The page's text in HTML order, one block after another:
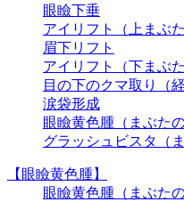
眼瞼下垂
アイリフト（上まぶ
眉下リフト
アイリフト（下まぶ
目の下のクマ取り（
涙袋形成
眼瞼黄色腫（まぶた
グラッシュビスタ（
【眼瞼黄色腫】
眼瞼黄色腫（まぶた